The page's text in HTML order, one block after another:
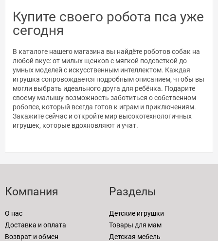
Купите своего робота пса уже
сегодня
В каталоге нашего магазина вы найдёте роботов собак на
любой вкус: от милых щенков с мягкой подсветкой до
умных моделей с искусственным интеллектом. Каждая
игрушка сопровождается подробным описанием, чтобы вы
могли выбрать идеального друга для ребёнка. Подарите
своему малышу возможность заботиться о собственном
робопсе, который всегда готов к играм и приключениям.
Закажите сейчас и откройте мир высокотехнологичных
игрушек, которые вдохновляют и учат.
Компания
О нас
Доставка и оплата
Возврат и обмен
Разделы
Детские игрушки
Товары для мам
Детская мебель